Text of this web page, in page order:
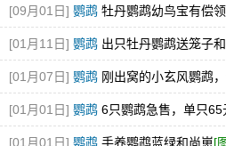
[09月01日] 鹦鹉 牡丹鹦鹉幼鸟宝有偿
[01月11日] 鹦鹉 出只牡丹鹦鹉送笼子
[01月07日] 鹦鹉 刚出窝的小玄风鹦鹉
[01月01日] 鹦鹉 6只鹦鹉急售，单只
[01月01日] 鹦鹉 手养鹦鹉蓝绿和尚崽[